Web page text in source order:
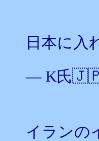
日本に入
— K氏🇯🇵
イランの